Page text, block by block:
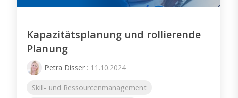
Kapazitätsplanung und rollierende
Planung
Petra Disser : 11.10.2024
Skill- und Ressourcenmanagement